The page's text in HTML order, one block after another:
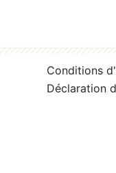
Conditions
Déclaration